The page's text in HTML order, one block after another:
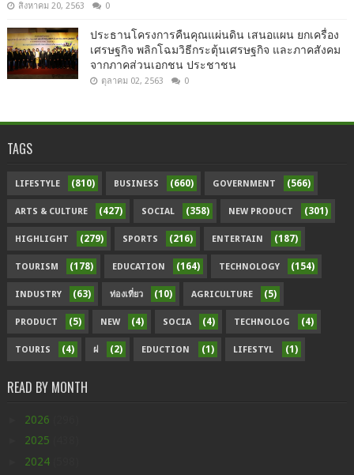
สิงหาคม 20, 2563 0
ประธานโครงการคืนคุณแผ่นดิน เสนอแผน ยกเครื่อง
เศรษฐกิจ พลิกโฉมวิธีกระตุ้นเศรษฐกิจ และภาคสังคม
จากภาคส่วนเอกชน ประชาชน
ตุลาคม 02, 2563 0
TAGS
LIFESTYLE (810) BUSINESS (660) GOVERNMENT (566)
ARTS & CULTURE (427) SOCIAL (358) NEW PRODUCT (301)
HIGHLIGHT (279) SPORTS (216) ENTERTAIN (187)
TOURISM (178) EDUCATION (164) TECHNOLOGY (154)
INDUSTRY (63) ท่องเที่ยว (10) AGRICULTURE (5)
PRODUCT (5) NEW (4) SOCIA (4) TECHNOLOG (4)
TOURIS (4) ฝ (2) EDUCTION (1) LIFESTYL (1)
READ BY MONTH
2026
2025
2024